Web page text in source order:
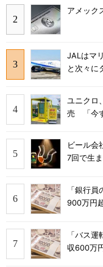
アメック
JALはマ
と次々に
ユニクロ
売 「今
ビール会
7回で生
「銀行
900万円
「バス
収600万